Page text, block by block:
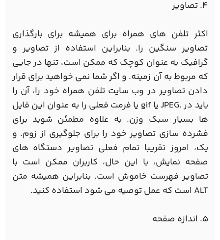
4. تصاویر
اکثر تلفن های همراه برای همیشه برای بارگذاری
تصاویر سنگین را. بنابراین استفاده از تصاویر و
گرافیک به عنوان کوچک که ممکن است، تنها در جایی
که مربوط به آن زمینه. و اگر شما نمی خواهید برای قرار
دادن تصاویر در وب سایت تلفن همراه خود را، آن را
باید در .JPEG یا gif یا فرمت فعلی را به عنوان این فایل
ها بسیار سبک وزن. به علاوه مطمئن شوید برای
فشرده سازی تصاویر خود را برای جلوگیری از زوم. و
یک، امروز تقریبا تمام فعلی تصاویر دستگاه های
صفحه نمایش، با این حال، کاربران ممکن است با
تصاویر فهرست خاموش است. بنابراین همیشه متن
ALT است که عمل توصیه می شود استفاده کنید.
5. اندازه صفحه